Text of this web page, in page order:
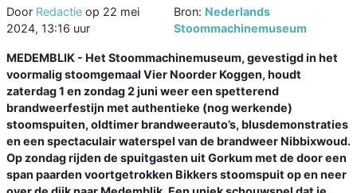
Door Redactie op 22 mei
2024, 13:16 uur
Bron: Nederlands
Stoommachinemuseum
MEDEMBLIK - Het Stoommachinemuseum, gevestigd in het
voormalig stoomgemaal Vier Noorder Koggen, houdt
zaterdag 1 en zondag 2 juni weer een spetterend
brandweerfestijn met authentieke (nog werkende)
stoomspuiten, oldtimer brandweerauto’s, blusdemonstraties
en een spectaculair waterspel van de brandweer Nibbixwoud.
Op zondag rijden de spuitgasten uit Gorkum met de door een
span paarden voortgetrokken Bikkers stoomspuit op en neer